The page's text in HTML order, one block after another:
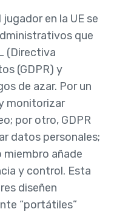
en la UE se
que
(Directiva
(GDPR) y
de azar. Por un
monitorizar
por otro, GDPR
datos personales;
miembro añade
y control. Esta
diseñen
“portátiles”